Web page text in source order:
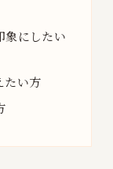
象にしたい
たい方